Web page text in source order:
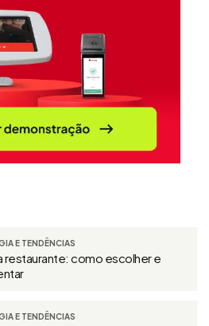
E TENDÊNCIAS
restaurante: como escolher e
E TENDÊNCIAS